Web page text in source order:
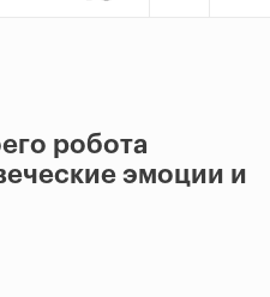
робота
эмоции и